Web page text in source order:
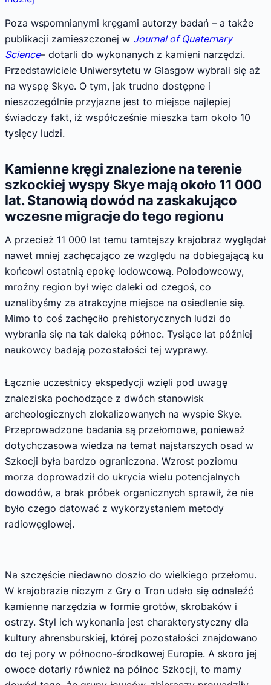
Poza wspomnianymi kręgami autorzy badań – a także
publikacji zamieszczonej w Journal of Quaternary
Science– dotarli do wykonanych z kamieni narzędzi.
Przedstawiciele Uniwersytetu w Glasgow wybrali się aż
na wyspę Skye. O tym, jak trudno dostępne i
nieszczególnie przyjazne jest to miejsce najlepiej
świadczy fakt, iż współcześnie mieszka tam około 10
tysięcy ludzi.
Kamienne kręgi znalezione na terenie
szkockiej wyspy Skye mają około 11 000
lat. Stanowią dowód na zaskakująco
wczesne migracje do tego regionu
A przecież 11 000 lat temu tamtejszy krajobraz wyglądał
nawet mniej zachęcająco ze względu na dobiegającą ku
końcowi ostatnią epokę lodowcową. Polodowcowy,
mroźny region był więc daleki od czegoś, co
uznalibyśmy za atrakcyjne miejsce na osiedlenie się.
Mimo to coś zachęciło prehistorycznych ludzi do
wybrania się na tak daleką północ. Tysiące lat później
naukowcy badają pozostałości tej wyprawy.
Łącznie uczestnicy ekspedycji wzięli pod uwagę
znaleziska pochodzące z dwóch stanowisk
archeologicznych zlokalizowanych na wyspie Skye.
Przeprowadzone badania są przełomowe, ponieważ
dotychczasowa wiedza na temat najstarszych osad w
Szkocji była bardzo ograniczona. Wzrost poziomu
morza doprowadził do ukrycia wielu potencjalnych
dowodów, a brak próbek organicznych sprawił, że nie
było czego datować z wykorzystaniem metody
radiowęglowej.
Na szczęście niedawno doszło do wielkiego przełomu.
W krajobrazie niczym z Gry o Tron udało się odnaleźć
kamienne narzędzia w formie grotów, skrobaków i
ostrzy. Styl ich wykonania jest charakterystyczny dla
kultury ahrensburskiej, której pozostałości znajdowano
do tej pory w północno-środkowej Europie. A skoro jej
owoce dotarły również na północ Szkocji, to mamy